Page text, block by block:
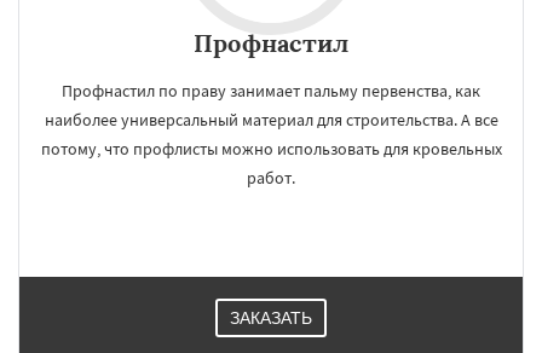
Профнастил
Профнастил по праву занимает пальму первенства, как
наиболее универсальный материал для строительства. А все
потому, что профлисты можно использовать для кровельных
работ.
ЗАКАЗАТЬ